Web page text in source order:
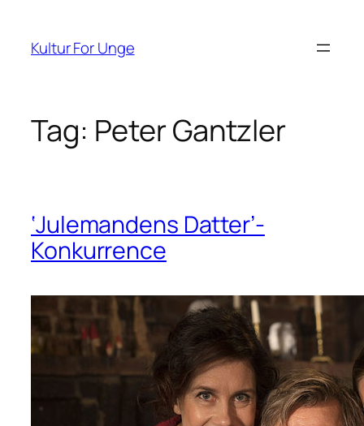
indhold
Kultur For Unge
Tag: Peter Gantzler
‘Julemandens Datter’-
Konkurrence